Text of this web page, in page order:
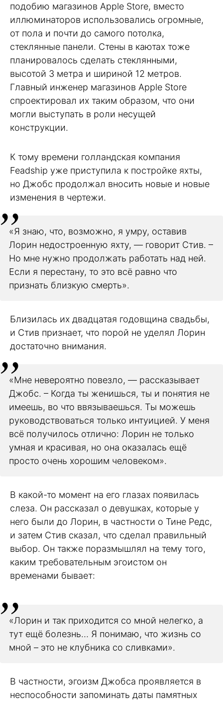
подобию магазинов Apple Store, вместо
иллюминаторов использовались огромные,
от пола и почти до самого потолка,
стеклянные панели. Стены в каютах тоже
планировалось сделать стеклянными,
высотой 3 метра и шириной 12 метров.
Главный инженер магазинов Apple Store
спроектировал их таким образом, что они
могли выступать в роли несущей
конструкции.
К тому времени голландская компания
Feadship уже приступила к постройке яхты,
но Джобс продолжал вносить новые и новые
изменения в чертежи.
«Я знаю, что, возможно, я умру, оставив
Лорин недостроенную яхту, — говорит Стив. –
Но мне нужно продолжать работать над ней.
Если я перестану, то это всё равно что
признать близкую смерть».
Близилась их двадцатая годовщина свадьбы,
и Стив признает, что порой не уделял Лорин
достаточно внимания.
«Мне невероятно повезло, — рассказывает
Джобс. – Когда ты женишься, ты и понятия не
имеешь, во что ввязываешься. Ты можешь
руководствоваться только интуицией. У меня
всё получилось отлично: Лорин не только
умная и красивая, но она оказалась ещё
просто очень хорошим человеком».
В какой-то момент на его глазах появилась
слеза. Он рассказал о девушках, которые у
него были до Лорин, в частности о Тине Редс,
и затем Стив сказал, что сделал правильный
выбор. Он также поразмышлял на тему того,
каким требовательным эгоистом он
временами бывает:
«Лорин и так приходится со мной нелегко, а
тут ещё болезнь… Я понимаю, что жизнь со
мной – это не клубника со сливками».
В частности, эгоизм Джобса проявляется в
неспособности запоминать даты памятных